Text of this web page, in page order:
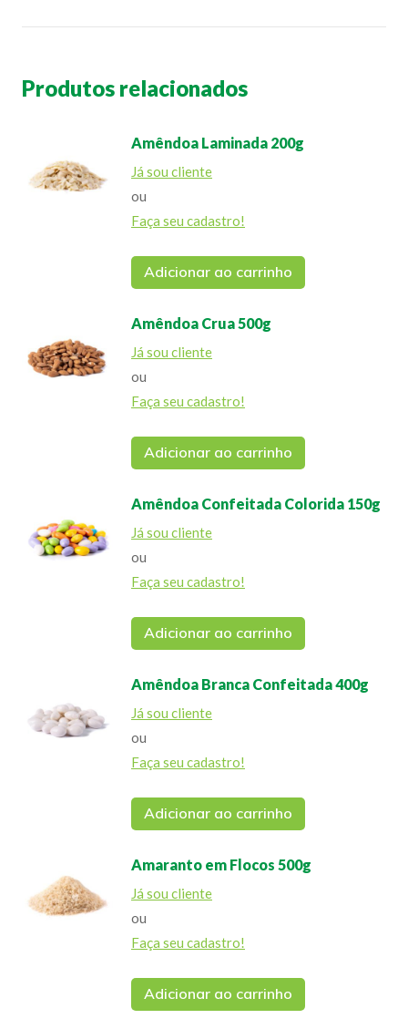
Produtos relacionados
Amêndoa Laminada 200g
Já sou cliente
ou
Faça seu cadastro!
Adicionar ao carrinho
Amêndoa Crua 500g
Já sou cliente
ou
Faça seu cadastro!
Adicionar ao carrinho
Amêndoa Confeitada Colorida 150g
Já sou cliente
ou
Faça seu cadastro!
Adicionar ao carrinho
Amêndoa Branca Confeitada 400g
Já sou cliente
ou
Faça seu cadastro!
Adicionar ao carrinho
Amaranto em Flocos 500g
Já sou cliente
ou
Faça seu cadastro!
Adicionar ao carrinho